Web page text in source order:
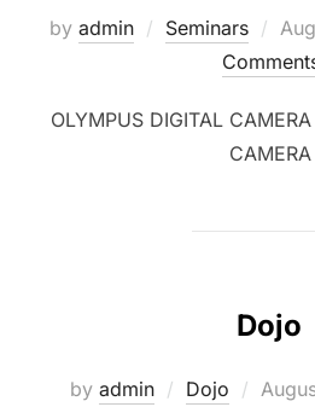
by admin Seminars
on
OLYMPUS DIGITAL
CAMERA
Dojo
by admin Dojo